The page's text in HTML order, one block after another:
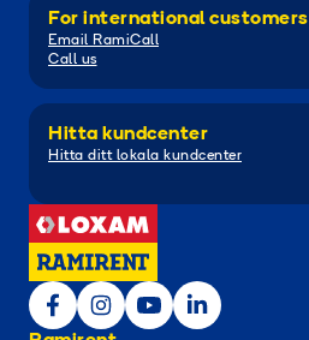
For international customers
Email RamiCall
Call us
Hitta kundcenter
Hitta ditt lokala kundcenter